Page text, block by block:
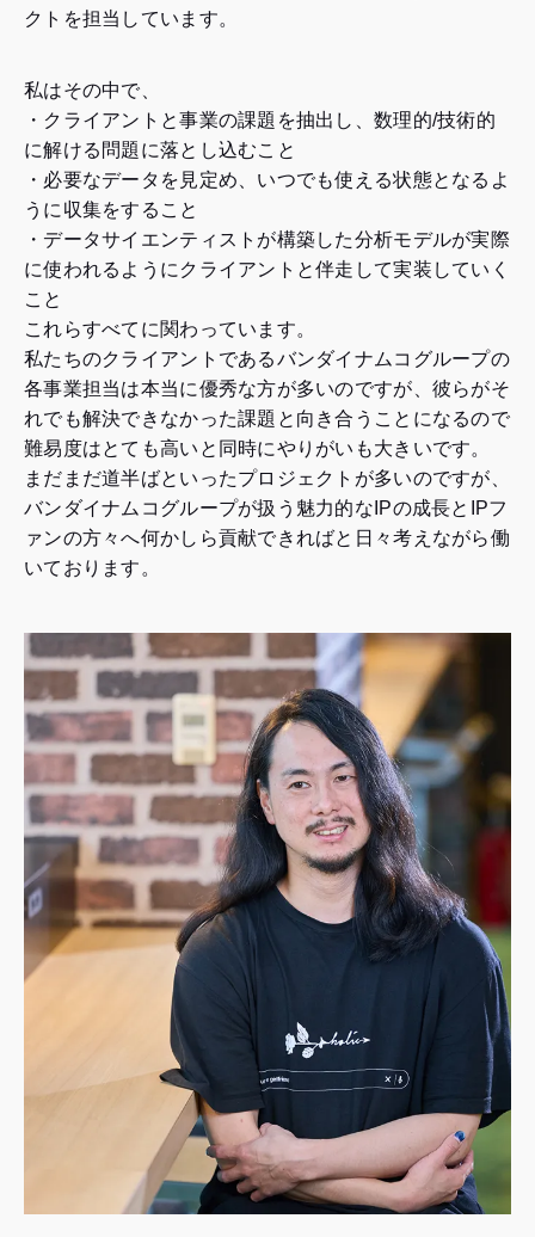
クトを担当しています。
私はその中で、
・クライアントと事業の課題を抽出し、数理的/技術的
に解ける問題に落とし込むこと
・必要なデータを見定め、いつでも使える状態となるよ
うに収集をすること
・データサイエンティストが構築した分析モデルが実際
に使われるようにクライアントと伴走して実装していく
こと
これらすべてに関わっています。
私たちのクライアントであるバンダイナムコグループの
各事業担当は本当に優秀な方が多いのですが、彼らがそ
れでも解決できなかった課題と向き合うことになるので
難易度はとても高いと同時にやりがいも大きいです。
まだまだ道半ばといったプロジェクトが多いのですが、
バンダイナムコグループが扱う魅力的なIPの成長とIPフ
ァンの方々へ何かしら貢献できればと日々考えながら働
いております。